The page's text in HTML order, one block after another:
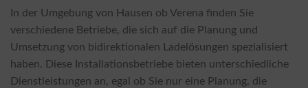
In der Umgebung von Hausen ob Verena finden Sie
verschiedene Betriebe, die sich auf die Planung und
Umsetzung von bidirektionalen Ladelösungen spezialisiert
haben. Diese Installationsbetriebe bieten unterschiedliche
Dienstleistungen an, egal ob Sie nur eine Planung, die